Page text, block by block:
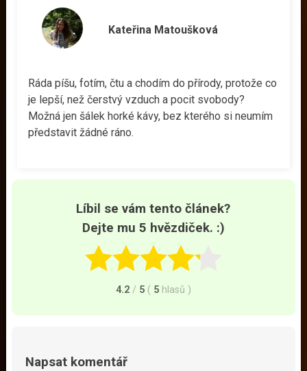
Kateřina Matoušková
Ráda píšu, fotím, čtu a chodím do přírody, protože co
je lepší, než čerstvý vzduch a pocit svobody?
Možná jen šálek horké kávy, bez kterého si neumím
představit žádné ráno.
Líbil se vám tento článek?
Dejte mu 5 hvězdiček. :)
4.2 / 5 ( 5 hlasů )
Napsat komentář